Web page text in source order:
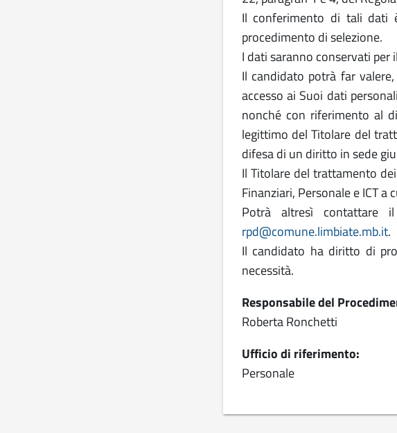
Il conferimento di tali dati
procedimento di selezione.
I dati saranno conservati per
Il candidato potrà far
accesso ai Suoi dati
nonché con riferimento al
legittimo del Titolare del
difesa di un diritto in sede
Il Titolare del trattamento
Finanziari, Personale e ICT
Potrà altresì contattare
rpd@comune.limbiate.mb.it.
Il candidato ha diritto di
necessità.
Responsabile del
Roberta Ronchetti
Ufficio di riferimento:
Personale